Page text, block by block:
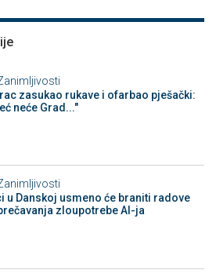
zasukao rukave i ofarbao pješački:
neće Grad..."
u Danskoj usmeno će braniti radove
zloupotrebe AI-ja